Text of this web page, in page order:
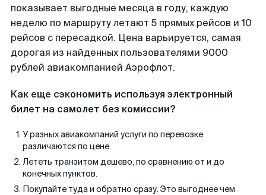
показывает выгодные месяца в году, каждую
неделю по маршруту летают 5 прямых рейсов и 10
рейсов с пересадкой. Цена варьируется, самая
дорогая из найденных пользователями 9000
рублей авиакомпанией Аэрофлот.
Как еще сэкономить используя электронный
билет на самолет без комиссии?
У разных авиакомпаний услуги по перевозке
различаются по цене.
Лететь транзитом дешево, по сравнению от и до
конечных пунктов.
Покупайте туда и обратно сразу. Это выгоднее чем